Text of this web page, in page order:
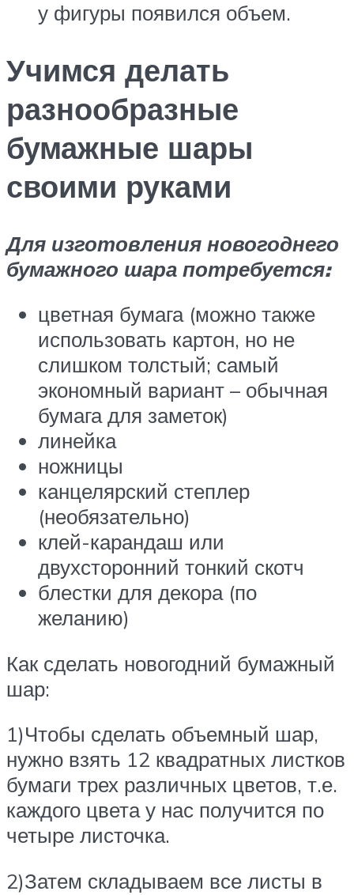
у фигуры появился объем.
Учимся делать
разнообразные
бумажные шары
своими руками
Для изготовления новогоднего
бумажного шара потребуется:
цветная бумага (можно также
использовать картон, но не
слишком толстый; самый
экономный вариант – обычная
бумага для заметок)
линейка
ножницы
канцелярский степлер
(необязательно)
клей-карандаш или
двухсторонний тонкий скотч
блестки для декора (по
желанию)
Как сделать новогодний бумажный
шар:
1)Чтобы сделать объемный шар,
нужно взять 12 квадратных листков
бумаги трех различных цветов, т.е.
каждого цвета у нас получится по
четыре листочка.
2)Затем складываем все листы в